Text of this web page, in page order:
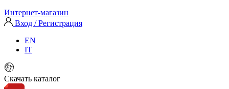
Интернет-магазин
Вход / Регистрация
EN
IT
Скачать каталог